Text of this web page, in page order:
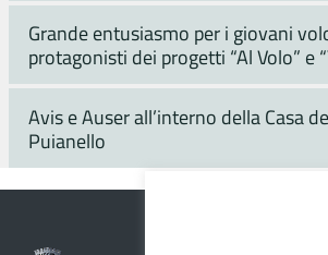
Grande entusiasmo per i giovani
protagonisti dei progetti “Al Volo” e
Avis e Auser all’interno della Casa
Puianello